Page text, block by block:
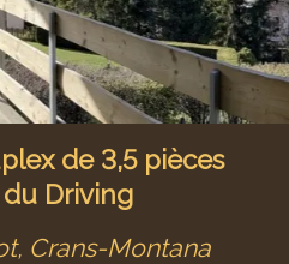
de 3,5 pièces
Driving
Crans-Montana